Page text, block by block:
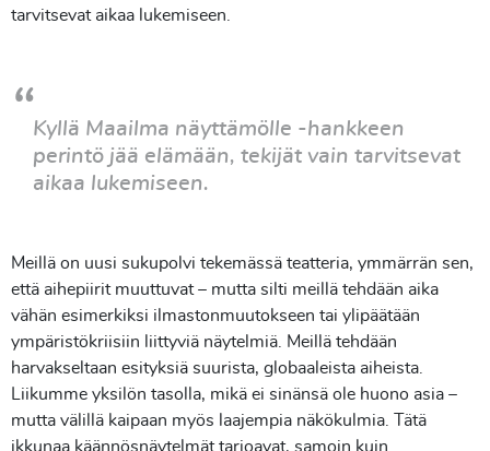
tarvitsevat aikaa lukemiseen.
Kyllä Maailma näyttämölle -hankkeen
perintö jää elämään, tekijät vain tarvitsevat
aikaa lukemiseen.
Meillä on uusi sukupolvi tekemässä teatteria, ymmärrän sen,
että aihepiirit muuttuvat – mutta silti meillä tehdään aika
vähän esimerkiksi ilmastonmuutokseen tai ylipäätään
ympäristökriisiin liittyviä näytelmiä. Meillä tehdään
harvakseltaan esityksiä suurista, globaaleista aiheista.
Liikumme yksilön tasolla, mikä ei sinänsä ole huono asia –
mutta välillä kaipaan myös laajempia näkökulmia. Tätä
ikkunaa käännösnäytelmät tarjoavat, samoin kuin